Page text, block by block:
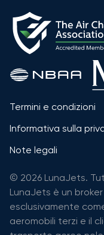
Termini e condizioni
Informativa sulla
Note legali
© 2026 LunaJets.
LunaJets è un
esclusivamente
aeromobili terzi e il